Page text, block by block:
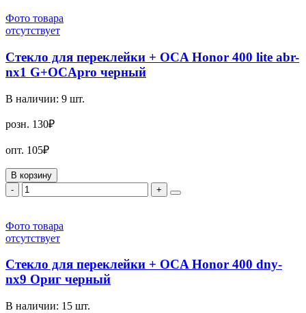
Фото товара
отсутствует
Стекло для переклейки + OCA Honor 400 lite abr-
nx1 G+OCApro черный
В наличии: 9 шт.
розн. 130₽
опт. 105₽
В корзину
-
+
Фото товара
отсутствует
Стекло для переклейки + OCA Honor 400 dny-
nx9 Ориг черный
В наличии: 15 шт.